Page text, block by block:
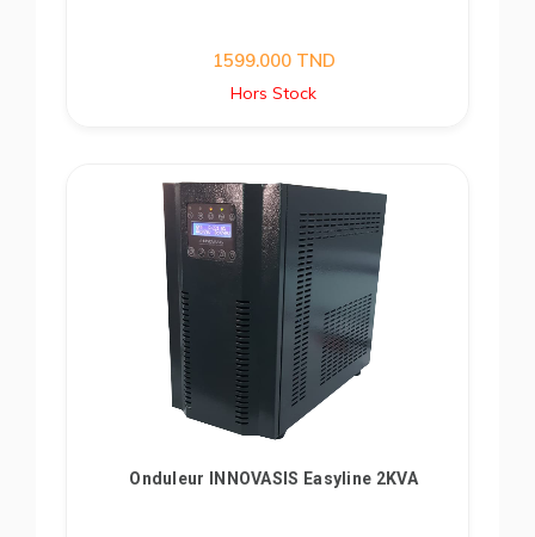
1599.000TND
Hors Stock
Onduleur INNOVASIS Easyline 2KVA